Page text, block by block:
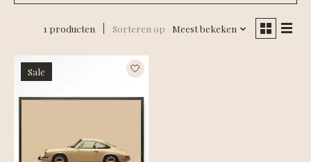
1 producten Sorteren op Meest bekeken
Sale